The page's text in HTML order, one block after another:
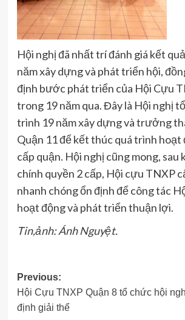
Hội nghị đã nhất trí đánh giá kết
năm xây dựng và phát triển hội,
định bước phát triển của Hội Cựu
trong 19 năm qua. Đây là Hội nghị
trình 19 năm xây dựng và trưởng
Quận 11 để kết thúc quá trình hoạt
cấp quận. Hội nghị cũng mong, sau
chính quyền 2 cấp, Hội cựu TNXP
nhanh chóng ổn định để công tác
hoạt động và phát triển thuận lợi.
Tin,ảnh: Ánh Nguyệt.
Post
navigation
Previous:
Hội Cựu TNXP Quận 8 tổ chức hội
định giải thể